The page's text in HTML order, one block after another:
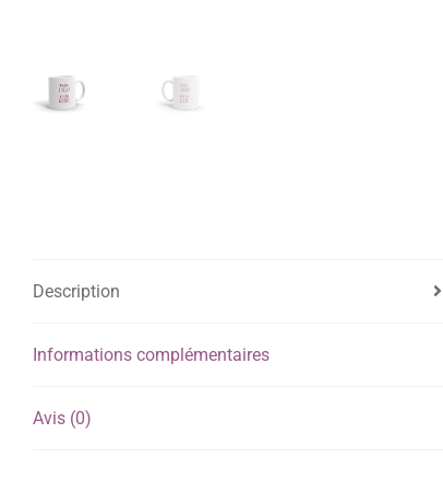
Description
Informations complémentaires
Avis (0)